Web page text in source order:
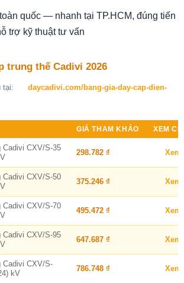
quốc — nhanh tại TP.HCM, đúng tiến
trợ kỹ thuật tư vấn
trung thế Cadivi 2026
tại:
daycadivi.com/bang-gia-day-cap-dien-
GIÁ THAM KHẢO XEM
Cadivi CXV/S-35
298.782 ₫
Cadivi CXV/S-50
375.246 ₫
Cadivi CXV/S-70
495.472 ₫
Cadivi CXV/S-95
647.687 ₫
Cadivi CXV/S-
kV
786.748 ₫